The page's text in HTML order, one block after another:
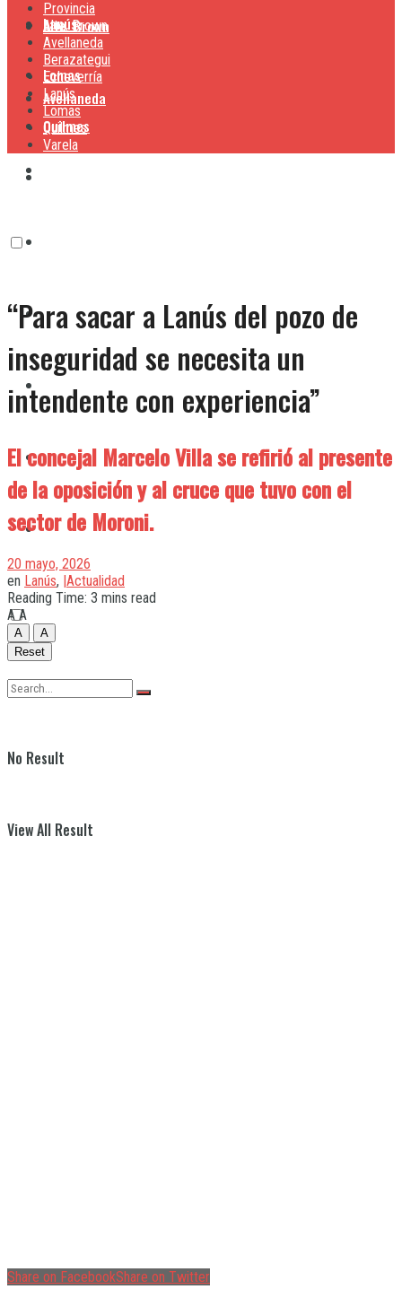
Lanús
Lomas
Quilmes
Alte. Brown
Avellaneda
Lanús
Lomas
Quilmes
Varela
No Result
View All Result
Provincia
Alte. Brown
Avellaneda
Berazategui
Echeverría
Lanús
Lomas
Quilmes
Varela
“Para sacar a Lanús del pozo de
inseguridad se necesita un
intendente con experiencia”
El concejal Marcelo Villa se refirió al presente
de la oposición y al cruce que tuvo con el
sector de Moroni.
20 mayo, 2026
en Lanús, |Actualidad
Reading Time: 3 mins read
A A
A
A
Reset
Share on FacebookShare on Twitter